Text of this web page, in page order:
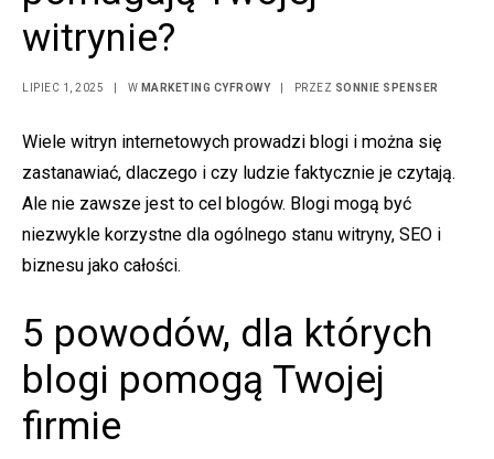
witrynie?
LIPIEC 1, 2025 W MARKETING CYFROWY PRZEZ SONNIE SPENSER
Wiele witryn internetowych prowadzi blogi i można się
zastanawiać, dlaczego i czy ludzie faktycznie je czytają.
Ale nie zawsze jest to cel blogów. Blogi mogą być
niezwykle korzystne dla ogólnego stanu witryny, SEO i
biznesu jako całości.
5 powodów, dla których
blogi pomogą Twojej
firmie